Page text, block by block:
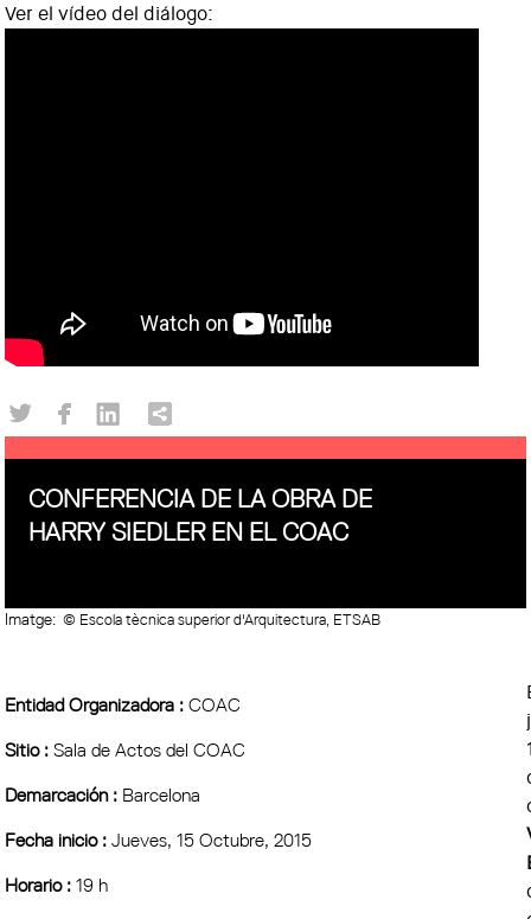
Ver el vídeo del diálogo:
CONFERENCIA DE LA OBRA DE
HARRY SIEDLER EN EL COAC
Imatge: © Escola tècnica superior d'Arquitectura, ETSAB
Entidad Organizadora :COAC
Sitio :Sala de Actos del COAC
Demarcación : Barcelona
Fecha inicio :Jueves, 15 Octubre, 2015
Horario :19 h